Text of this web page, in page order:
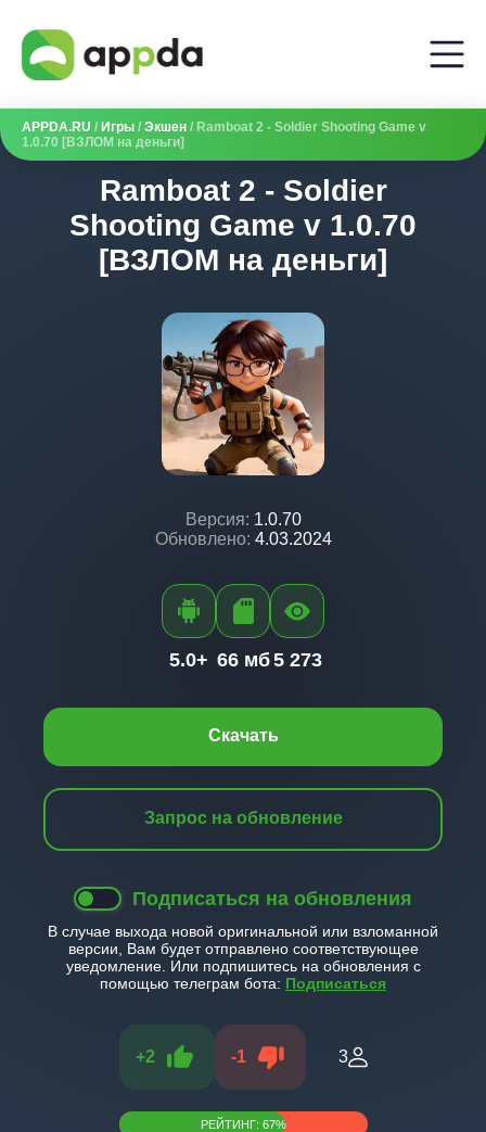
APPDA.RU / Игры / Экшен / Ramboat 2 - Soldier Shooting Game v
1.0.70 [ВЗЛОМ на деньги]
Ramboat 2 - Soldier
Shooting Game v 1.0.70
[ВЗЛОМ на деньги]
Версия: 1.0.70
Обновлено: 4.03.2024
Скачать
Запрос на обновление
Подписаться на обновления
В случае выхода новой оригинальной или взломанной
версии, Вам будет отправлено соответствующее
уведомление. Или подпишитесь на обновления с
помощью телеграм бота: Подписаться
+2 -1 3
РЕЙТИНГ: 67%
5.0+ 66 мб5 273